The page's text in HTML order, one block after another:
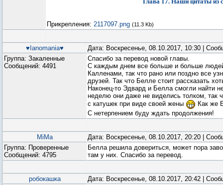
Прикрепления: 2117097.png (11.3 Kb)
♥Ianomania♥
Дата: Воскресенье, 08.10.2017, 10:30 |
Группа: Закаленные
Сообщений: 4491
Спасибо за перевод новой главы.
С каждым днем все больше и больше
Калленами, так что рано или поздно все
друзей. Так что Белле стоит рассказать
Наконец-то Эдвард и Белла смогли найти
неделю они даже не виделись толком, так
с катушек при виде своей жены
Как же
С нетерпением буду ждать продолжения!
MiMa
Дата: Воскресенье, 08.10.2017, 20:20 |
Группа: Проверенные
Сообщений: 4795
Белла решила довериться, может пора
там у них. Спасибо за перевод.
робокашка
Дата: Воскресенье, 08.10.2017, 20:42 |